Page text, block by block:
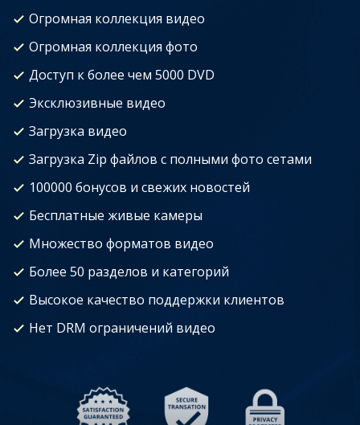
Огромная коллекция видео
Огромная коллекция фото
Доступ к более чем 5000 DVD
Эксклюзивные видео
Загрузка видео
Загрузка Zip файлов с полными фото сетами
100000 бонусов и свежих новостей
Бесплатные живые камеры
Множество форматов видео
Более 50 разделов и категорий
Высокое качество поддержки клиентов
Нет DRM ограничений видео